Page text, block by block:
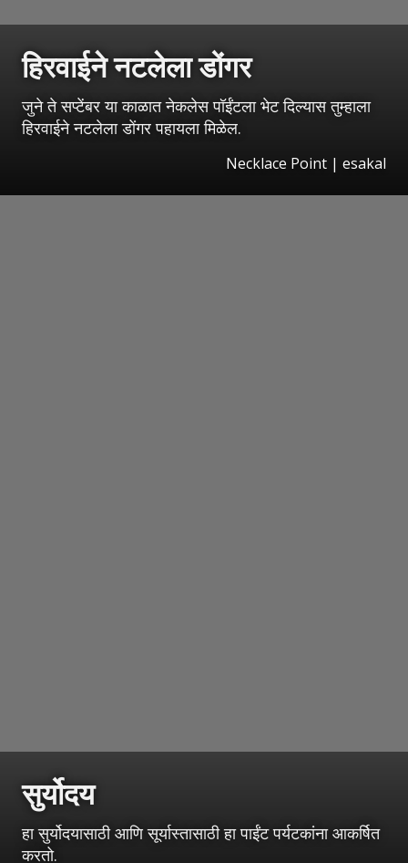
हिरवाईने नटलेला डोंगर
जुने ते सप्टेंबर या काळात नेकलेस पॉईंटला भेट दिल्यास तुम्हाला
हिरवाईने नटलेला डोंगर पहायला मिळेल.
Necklace Point | esakal
सुर्योदय
हा सुर्योदयासाठी आणि सूर्यास्तासाठी हा पाईंट पर्यटकांना आकर्षित
करतो.